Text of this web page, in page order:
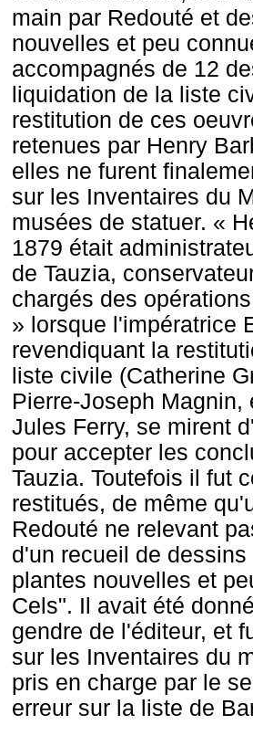
main par Redouté et
nouvelles et peu
accompagnés de 12
liquidation de la liste
restitution de ces
retenues par Henry
elles ne furent
sur les Inventaires du
musées de statuer. «
1879 était
de Tauzia,
chargés des
» lorsque l'impératrice
revendiquant la
liste civile (Catherine
Pierre-Joseph
Jules Ferry, se mirent
pour accepter les
Tauzia. Toutefois il fut
restitués, de même
Redouté ne relevant
d'un recueil de
plantes nouvelles et
Cels". Il avait été
gendre de l'éditeur, et
sur les Inventaires du
pris en charge par le
erreur sur la liste de